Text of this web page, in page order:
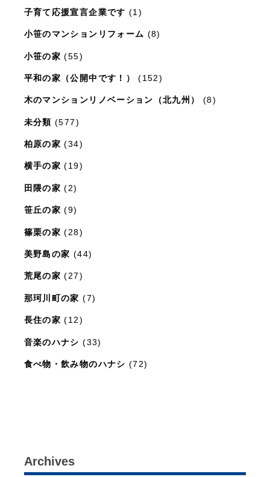
子育て応援宣言企業です (1)
小笹のマンションリフォーム (8)
小笹の家 (55)
平和の家（公開中です！） (152)
木のマンションリノベーション（北九州） (8)
未分類 (577)
柏原の家 (34)
横手の家 (19)
田隈の家 (2)
笹丘の家 (9)
篠栗の家 (28)
美野島の家 (44)
荒尾の家 (27)
那珂川町の家 (7)
長住の家 (12)
音楽のハナシ (33)
食べ物・飲み物のハナシ (72)
Archives